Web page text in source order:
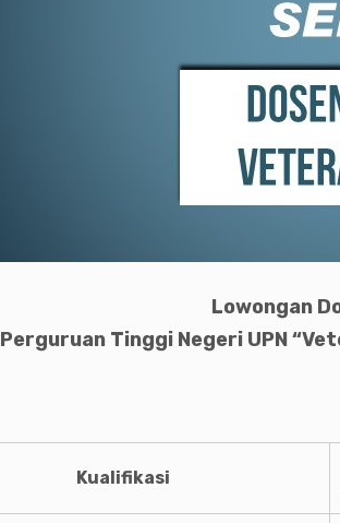
Lowongan
Perguruan Tinggi Negeri UPN
Kualifikasi